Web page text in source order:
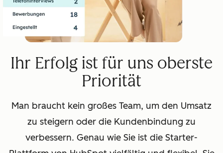
Ihr Erfolg ist für uns oberste
Priorität
Man braucht kein großes Team, um den Umsatz
zu steigern oder die Kundenbindung zu
verbessern. Genau wie Sie ist die Starter-